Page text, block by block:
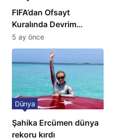
FIFA’dan Ofsayt
Kuralında Devrim
Niteliğinde Onay
5 ay önce
Şahika Ercümen dünya
rekoru kırdı
Dünya